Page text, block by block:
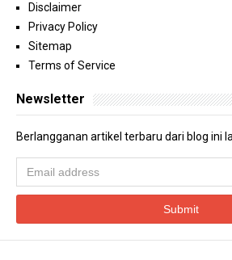
Disclaimer
Privacy Policy
Sitemap
Terms of Service
Newsletter
Berlangganan artikel terbaru dari blog ini